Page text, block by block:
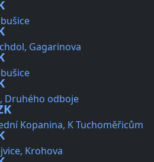
Gagarinova
Druhého odboje
Kopanina, K Tuchoměřicům
Krohova